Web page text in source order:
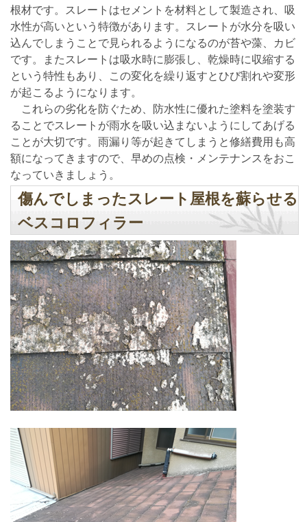
根材です。スレートはセメントを材料として製造され、吸
水性が高いという特徴があります。スレートが水分を吸い
込んでしまうことで見られるようになるのが苔や藻、カビ
です。またスレートは吸水時に膨張し、乾燥時に収縮する
という特性もあり、この変化を繰り返すとひび割れや変形
が起こるようになります。
これらの劣化を防ぐため、防水性に優れた塗料を塗装す
ることでスレートが雨水を吸い込まないようにしてあげる
ことが大切です。雨漏り等が起きてしまうと修繕費用も高
額になってきますので、早めの点検・メンテナンスをおこ
なっていきましょう。
傷んでしまったスレート屋根を蘇らせる
ベスコロフィラー